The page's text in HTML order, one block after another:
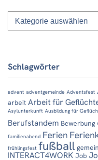
Kategorien
Schlagwörter
advent adventgemeinde Adventsfest
arbeit Arbeit für
Asylunterkunft Ausbildung für
Berufstandem Bewerbung
familienabend Ferien
frühlingsfest fußball
INTERACT4WORK Job